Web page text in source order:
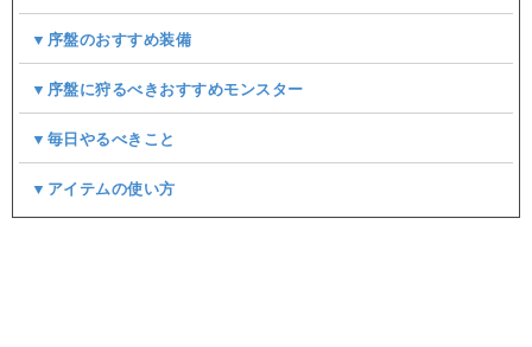
▼序盤のおすすめ装備
▼序盤に狩るべきおすすめモンスター
▼毎日やるべきこと
▼アイテムの使い方